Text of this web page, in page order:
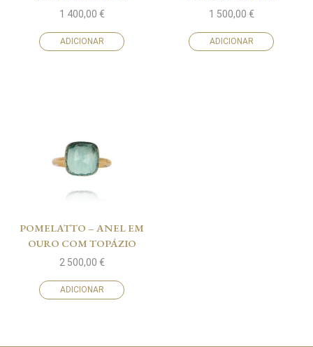
1 400,00 €
ADICIONAR
1 500,00 €
ADICIONAR
POMELATTO – ANEL EM
OURO COM TOPÁZIO
2 500,00 €
ADICIONAR